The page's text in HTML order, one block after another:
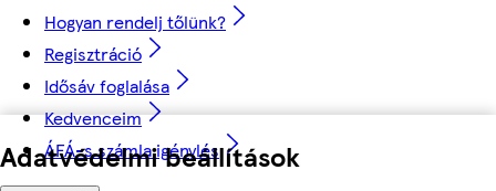
Adatvédelmi beállítások
Hogyan rendelj tőlünk?
Regisztráció
Idősáv foglalása
Kedvenceim
ÁFÁ-s számla igénylés